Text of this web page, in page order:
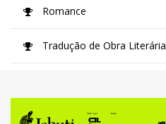
Romance
Tradução de Obra Literária